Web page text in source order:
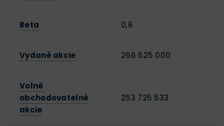
Beta 0,6
Vydané akcie 266 525 000
Volně
obchodovatelné
akcie
253 725 533